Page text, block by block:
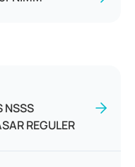
NSSS
REGULER